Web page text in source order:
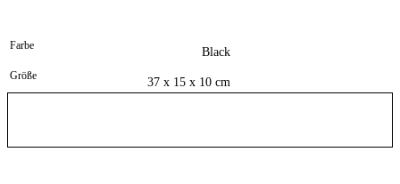
Farbe Black
Größe 37 x 15 x 10 cm